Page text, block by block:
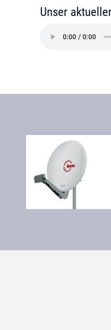
Unser